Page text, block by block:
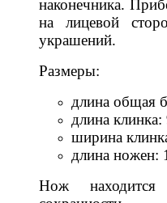
наконечника.
на лицевой
украшений.
Размеры:
длина общая
длина
ширина
длина ножен:
Нож